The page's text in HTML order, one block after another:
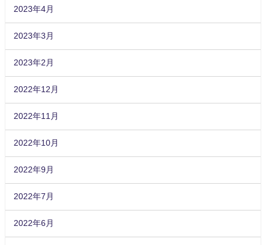
2023年4月
2023年3月
2023年2月
2022年12月
2022年11月
2022年10月
2022年9月
2022年7月
2022年6月